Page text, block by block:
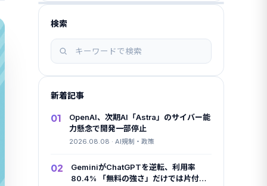
検索
記
事
を
検
新着記事
01
OpenAI、次期AI「Astra」のサイバー能
力懸念で開発一部停止
2026.08.08 · AI規制・政策
02
GeminiがChatGPTを逆転、利用率
80.4% 「無料の強さ」だけでは片付け